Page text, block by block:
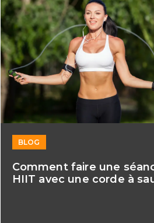
BLOG
Comment faire une
HIIT avec une corde à